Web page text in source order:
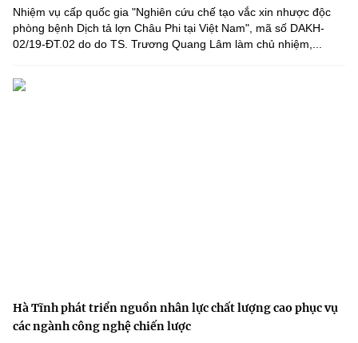
Nhiệm vụ cấp quốc gia "Nghiên cứu chế tạo vắc xin nhược độc
phòng bệnh Dịch tả lợn Châu Phi tại Việt Nam", mã số DAKH-
02/19-ĐT.02 do do TS. Trương Quang Lâm làm chủ nhiệm,...
Hà Tĩnh phát triển nguồn nhân lực chất lượng cao phục vụ
các ngành công nghệ chiến lược